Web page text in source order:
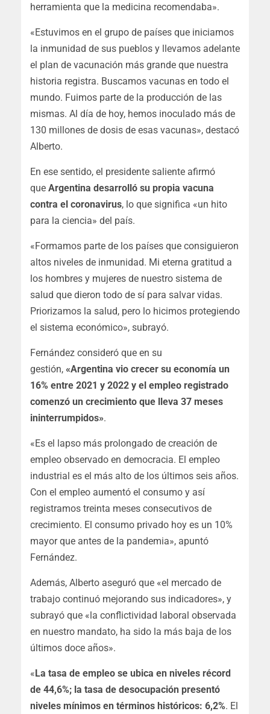
herramienta que la medicina recomendaba».
«Estuvimos en el grupo de países que iniciamos
la inmunidad de sus pueblos y llevamos adelante
el plan de vacunación más grande que nuestra
historia registra. Buscamos vacunas en todo el
mundo. Fuimos parte de la producción de las
mismas. Al día de hoy, hemos inoculado más de
130 millones de dosis de esas vacunas», destacó
Alberto.
En ese sentido, el presidente saliente afirmó
que Argentina desarrolló su propia vacuna
contra el coronavirus, lo que significa «un hito
para la ciencia» del país.
«Formamos parte de los países que consiguieron
altos niveles de inmunidad. Mi eterna gratitud a
los hombres y mujeres de nuestro sistema de
salud que dieron todo de sí para salvar vidas.
Priorizamos la salud, pero lo hicimos protegiendo
el sistema económico», subrayó.
Fernández consideró que en su
gestión, «Argentina vio crecer su economía un
16% entre 2021 y 2022 y el empleo registrado
comenzó un crecimiento que lleva 37 meses
ininterrumpidos».
«Es el lapso más prolongado de creación de
empleo observado en democracia. El empleo
industrial es el más alto de los últimos seis años.
Con el empleo aumentó el consumo y así
registramos treinta meses consecutivos de
crecimiento. El consumo privado hoy es un 10%
mayor que antes de la pandemia», apuntó
Fernández.
Además, Alberto aseguró que «el mercado de
trabajo continuó mejorando sus indicadores», y
subrayó que «la conflictividad laboral observada
en nuestro mandato, ha sido la más baja de los
últimos doce años».
«La tasa de empleo se ubica en niveles récord
de 44,6%; la tasa de desocupación presentó
niveles mínimos en términos históricos: 6,2%. El